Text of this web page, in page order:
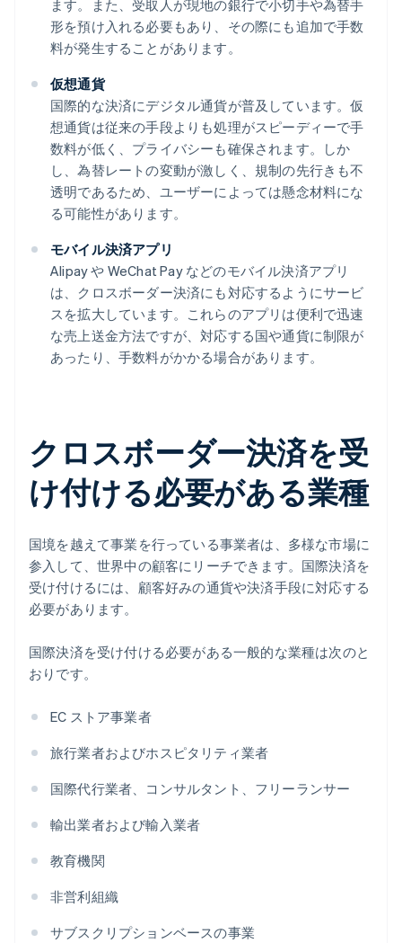
ます。また、受取人が現地の銀行で小切手や為替手
形を預け入れる必要もあり、その際にも追加で手数
料が発生することがあります。
仮想通貨
国際的な決済にデジタル通貨が普及しています。仮
想通貨は従来の手段よりも処理がスピーディーで手
数料が低く、プライバシーも確保されます。しか
し、為替レートの変動が激しく、規制の先行きも不
透明であるため、ユーザーによっては懸念材料にな
る可能性があります。
モバイル決済アプリ
Alipay や WeChat Pay などのモバイル決済アプリ
は、クロスボーダー決済にも対応するようにサービ
スを拡大しています。これらのアプリは便利で迅速
な売上送金方法ですが、対応する国や通貨に制限が
あったり、手数料がかかる場合があります。
クロスボーダー決済を受
け付ける必要がある業種
国境を越えて事業を行っている事業者は、多様な市場に
参入して、世界中の顧客にリーチできます。国際決済を
受け付けるには、顧客好みの通貨や決済手段に対応する
必要があります。
国際決済を受け付ける必要がある一般的な業種は次のと
おりです。
EC ストア事業者
旅行業者およびホスピタリティ業者
国際代行業者、コンサルタント、フリーランサー
輸出業者および輸入業者
教育機関
非営利組織
サブスクリプションベースの事業